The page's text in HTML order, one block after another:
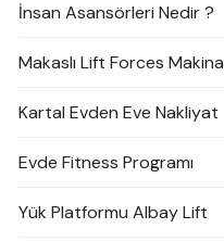
İnsan Asansörleri Nedir ?
Makaslı Lift Forces Makina
Kartal Evden Eve Nakliyat
Evde Fitness Programı
Yük Platformu Albay Lift